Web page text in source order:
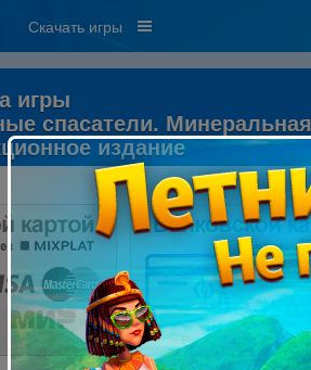
Скачать игры
игры
спасатели.
издание